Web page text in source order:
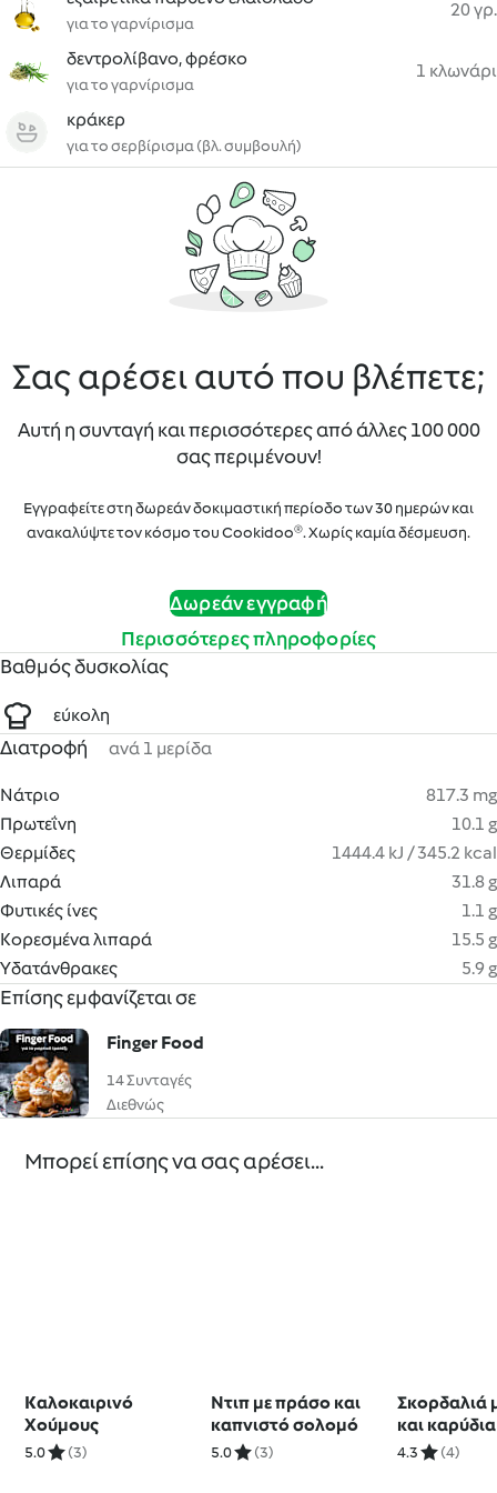
για το γαρνίρισμα
20 γρ.
δεντρολίβανο, φρέσκο
για το γαρνίρισμα
1 κλωνάρι
κράκερ
για το σερβίρισμα (βλ. συμβουλή)
Σας αρέσει αυτό που βλέπετε;
Αυτή η συνταγή και περισσότερες από άλλες 100 000
σας περιμένουν!
Εγγραφείτε στη δωρεάν δοκιμαστική περίοδο των 30 ημερών και
ανακαλύψτε τον κόσμο του Cookidoo®. Χωρίς καμία δέσμευση.
Δωρεάν εγγραφή
Περισσότερες πληροφορίες
Βαθμός δυσκολίας
εύκολη
Διατροφή ανά 1 μερίδα
Νάτριο
817.3 mg
Πρωτεΐνη
10.1 g
Θερμίδες
1444.4 kJ / 345.2 kcal
Λιπαρά
31.8 g
Φυτικές ίνες
1.1 g
Κορεσμένα λιπαρά
15.5 g
Υδατάνθρακες
5.9 g
Επίσης εμφανίζεται σε
Finger Food
14 Συνταγές
Διεθνώς
Μπορεί επίσης να σας αρέσει...
Καλοκαιρινό
Χούμους
5.0 (3)
Ντιπ με πράσο και
καπνιστό σολομό
5.0 (3)
Σκορδαλιά
και καρύδια
4.3 (4)